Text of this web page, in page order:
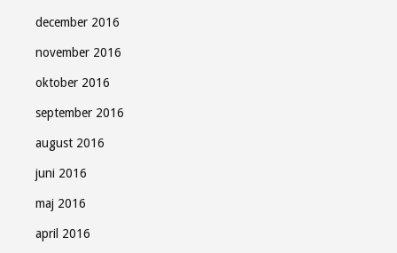
december 2016
november 2016
oktober 2016
september 2016
august 2016
juni 2016
maj 2016
april 2016